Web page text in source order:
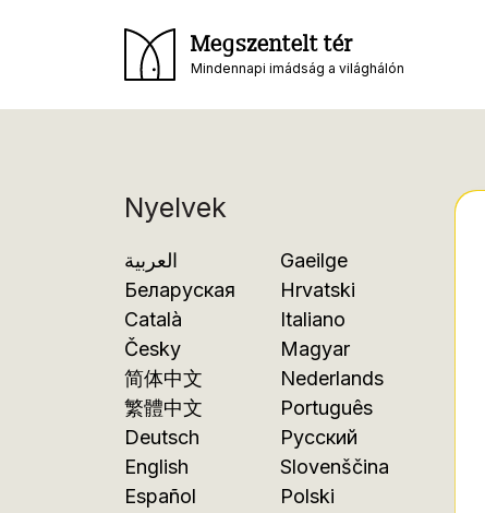
Megszentelt tér
Mindennapi imádság a világhálón
Nyelvek
العربية
Беларуская
Català
Česky
简体中文
繁體中文
Deutsch
English
Español
Gaeilge
Hrvatski
Italiano
Magyar
Nederlands
Português
Русский
Slovenščina
Polski